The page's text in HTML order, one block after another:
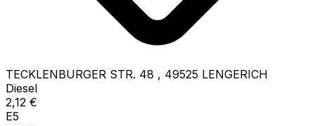
TECKLENBURGER STR. 48 , 49525 LENGERICH
Diesel
2,12 €
E5